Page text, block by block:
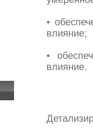
•
влияние;
•
влияние.